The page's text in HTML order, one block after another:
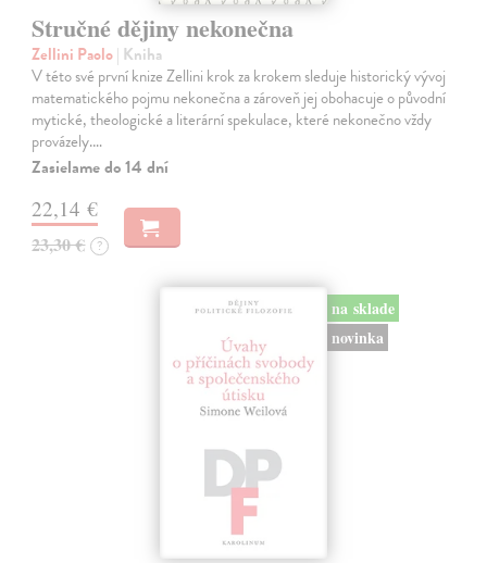
Stručné dějiny nekonečna
Zellini Paolo| Kniha
V této své první knize Zellini krok za krokem sleduje historický vývoj
matematického pojmu nekonečna a zároveň jej obohacuje o původní
mytické, theologické a literární spekulace, které nekonečno vždy
provázely.…
Zasielame do 14 dní
22,14 €
23,30 € ?
na sklade
novinka